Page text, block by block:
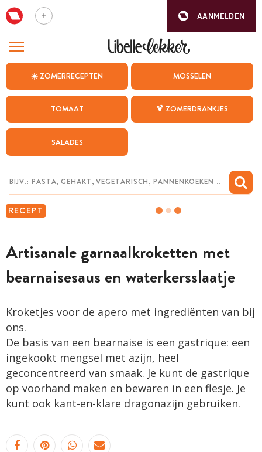
AANMELDEN
☀️ ZOMERRECEPTEN MOSSELEN
TOMAAT 🍹 ZOMERDRANKJES
SALADES
RECEPT
Artisanale garnaalkroketten met
bearnaisesaus en waterkersslaatje
Kroketjes voor de apero met ingrediënten van bij
ons.
De basis van een bearnaise is een gastrique: een
ingekookt mengsel met azijn, heel
geconcentreerd van smaak. Je kunt de gastrique
op voorhand maken en bewaren in een flesje. Je
kunt ook kant-en-klare dragonazijn gebruiken.
BEZOEK ONZE ANDERE WEBSITES
WEEKMENU
CHAT MET MAIA
MIJN BEWAARDE RECEPTEN